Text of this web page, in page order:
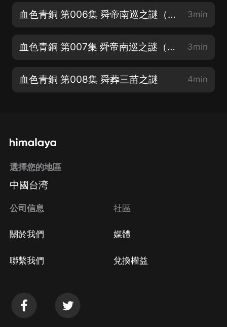
血色青銅 第006集 舜帝南巡之謎（一） 3min
血色青銅 第007集 舜帝南巡之謎（二） 3min
血色青銅 第008集 舜葬三苗之謎 4min
選擇您的地區
中國台湾
公司信息
關於我們
聯繫我們
社區
媒體
兌換權益